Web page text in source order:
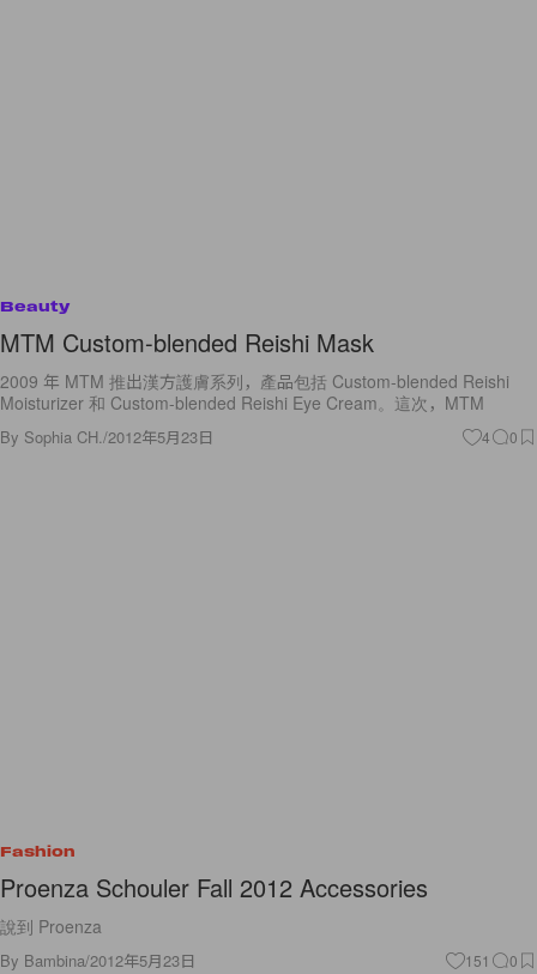
Beauty
MTM Custom-blended Reishi Mask
2009 年 MTM 推出漢方護膚系列，產品包括 Custom-blended Reishi
Moisturizer 和 Custom-blended Reishi Eye Cream。這次，MTM
By Sophia CH./2012年5月23日 4 0
Fashion
Proenza Schouler Fall 2012 Accessories
說到 Proenza
By Bambina/2012年5月23日 151 0